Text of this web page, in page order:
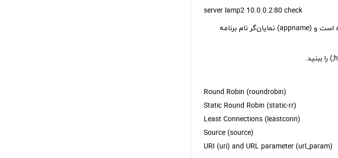
server lamp2 10.0.0.2:80 check
این بخش تنظیمات هر دو سمت ارتباط را مشخص می‌کند. HAProxy بر روی پورت 80 تنظیم شده است و (appname) نمایان‌گر نام برنامه
Round Robin (roundrobin)
Static Round Robin (static-rr)
Least Connections (leastconn)
Source (source)
URI (uri) and URL parameter (url_param)